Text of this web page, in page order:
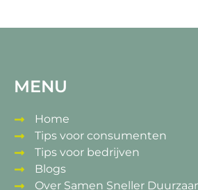
MENU
Home
Tips voor consumenten
Tips voor bedrijven
Blogs
Over Samen Sneller